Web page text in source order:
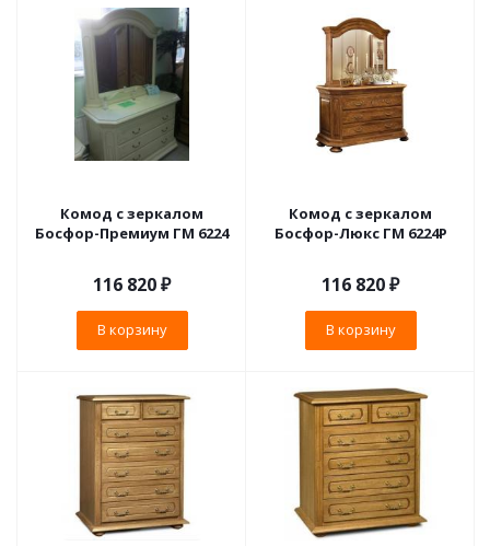
Комод с зеркалом
Босфор-Премиум ГМ 6224
116 820₽
В корзину
Комод с зеркалом
Босфор-Люкс ГМ 6224Р
116 820₽
В корзину